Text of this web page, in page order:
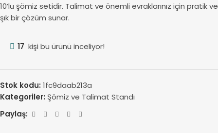
10’lu şömiz setidir. Talimat ve önemli evraklarınız için pratik ve
şık bir çözüm sunar.
17 kişi bu ürünü inceliyor!
Stok kodu: 1fc9daab213a
Kategoriler: Şömiz ve Talimat Standı
Paylaş: